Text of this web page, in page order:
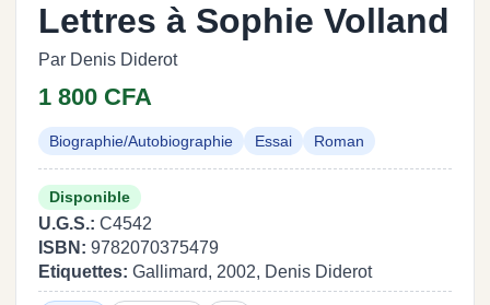
Lettres à Sophie Volland
Par Denis Diderot
1 800 CFA
Biographie/Autobiographie Essai Roman
Disponible
U.G.S.: C4542
ISBN: 9782070375479
Etiquettes: Gallimard, 2002, Denis Diderot